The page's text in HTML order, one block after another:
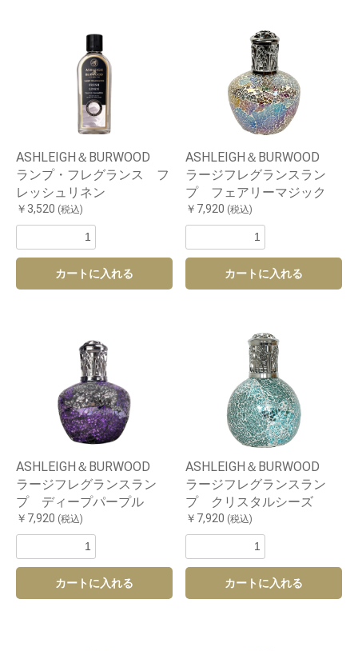
ASHLEIGH＆BURWOOD
ランプ・フレグランス フ
レッシュリネン
￥3,520 (税込)
カートに入れる
ASHLEIGH＆BURWOOD
ラージフレグランスラン
プ フェアリーマジック
￥7,920 (税込)
カートに入れる
ASHLEIGH＆BURWOOD
ラージフレグランスラン
プ ディープパープル
￥7,920 (税込)
カートに入れる
ASHLEIGH＆BURWOOD
ラージフレグランスラン
プ クリスタルシーズ
￥7,920 (税込)
カートに入れる